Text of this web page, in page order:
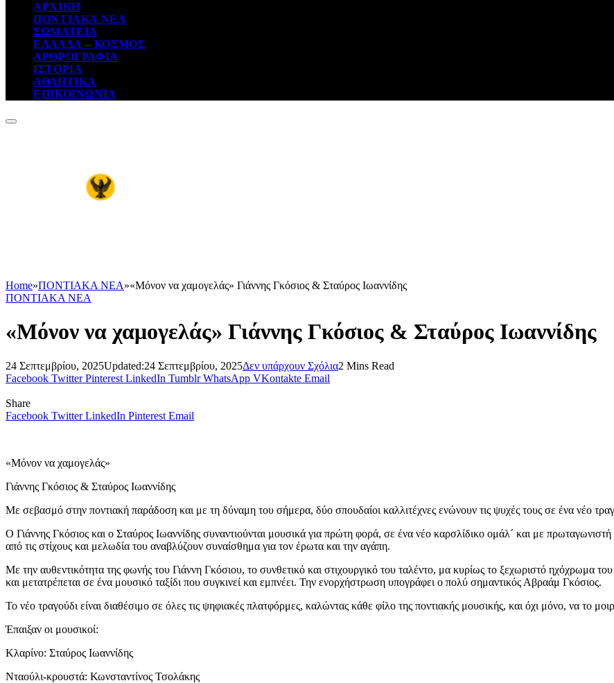
ΑΡΧΙΚΗ
ΠΟΝΤΙΑΚΑ ΝΕΑ
ΣΩΜΑΤΕΙΑ
ΕΛΛΑΔΑ – ΚΟΣΜΟΣ
ΑΡΘΡΟΓΡΑΦΙΑ
ΙΣΤΟΡΙΑ
ΑΘΛΗΤΙΚΑ
ΕΠΙΚΟΙΝΩΝΙΑ
Home»ΠΟΝΤΙΑΚΑ ΝΕΑ»«Μόνον να χαμογελάς» Γιάννης Γκόσιος & Σταύρος Ιωαννίδης
ΠΟΝΤΙΑΚΑ ΝΕΑ
«Μόνον να χαμογελάς» Γιάννης Γκόσιος & Σταύρος Ιωαννίδης
24 Σεπτεμβρίου, 2025Updated:24 Σεπτεμβρίου, 2025Δεν υπάρχουν Σχόλια2 Mins Read
Facebook Twitter Pinterest LinkedIn Tumblr WhatsApp VKontakte Email
Share
Facebook Twitter LinkedIn Pinterest Email
«Μόνον να χαμογελάς»
Γιάννης Γκόσιος & Σταύρος Ιωαννίδης
Με σεβασμό στην ποντιακή παράδοση και με τη δύναμη του σήμερα, δύο σπουδαίοι καλλιτέχνες ενώνουν τις ψυχές τους σε ένα νέο
Ο Γιάννης Γκόσιος και ο Σταύρος Ιωαννίδης συναντιούνται μουσικά για πρώτη φορά, σε ένα νέο καρσλίδικο ομάλ´ και με
από τις στίχους και μελωδία του αναβλύζουν συναίσθημα για τον έρωτα και την αγάπη.
Με την αυθεντικότητα της φωνής του Γιάννη Γκόσιου, το συνθετικό και στιχουργικό του ταλέντο, μα κυρίως το ξεχωριστό ηχόχρωμα
και μετατρέπεται σε ένα μουσικό ταξίδι που συγκινεί και εμπνέει. Την ενορχήστρωση υπογράφει ο πολύ σημαντικός Αβραάμ Γκόσιος.
Το νέο τραγούδι είναι διαθέσιμο σε όλες τις ψηφιακές πλατφόρμες, καλώντας κάθε φίλο της ποντιακής μουσικής, και όχι μόνο, να το
Έπαιξαν οι μουσικοί:
Κλαρίνο: Σταύρος Ιωαννίδης
Νταούλι-κρουστά: Κωνσταντίνος Τσολάκης